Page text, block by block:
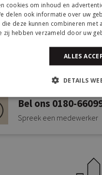
Mail ons via
info@kickcollection.nl
Bel ons 0180-
Spreek een medewerker
cookies om inhoud en
delen ook informatie over uw
die deze kunnen combineren
zij hebben verzameld door uw
ALLES
DETAILS